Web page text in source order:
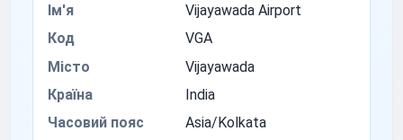
Ім'я
Vijayawada Airport
Код
VGA
Місто
Vijayawada
Країна
India
Часовий пояс
Asia/Kolkata